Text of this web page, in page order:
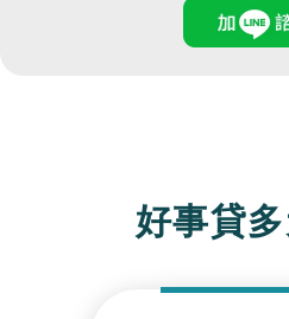
好事貸